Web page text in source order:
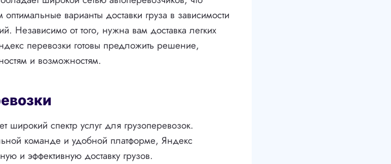
варианты доставки груза в зависимости
Независимо от того, нужна вам доставка легких
перевозки готовы предложить решение,
и возможностям.
широкий спектр услуг для грузоперевозок.
команде и удобной платформе, Яндекс
и эффективную доставку грузов.